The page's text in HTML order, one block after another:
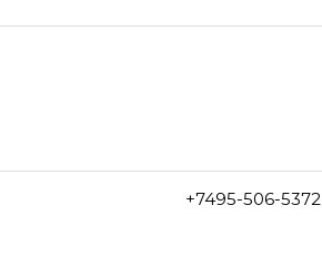
+7495-506-5372